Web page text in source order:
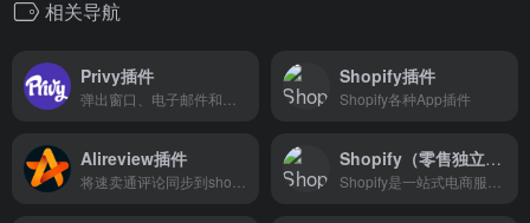
相关导航
Privy插件 Shopify插件
Shopify各种App插件
Alireview插件 Shopify（零售独立站）